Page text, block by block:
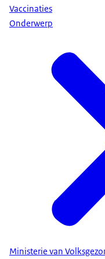
Vaccinaties
Onderwerp
Ministerie van